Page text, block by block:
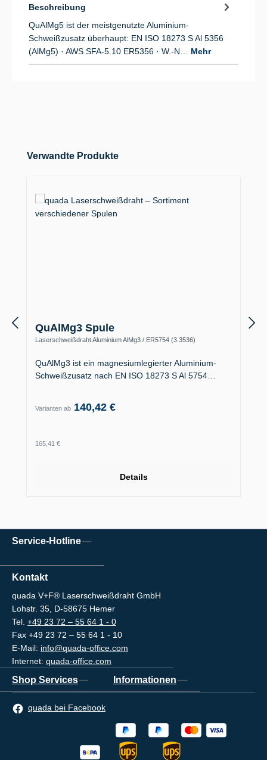
Beschreibung
QuAlMg5 ist der meistgenutzte Aluminium-
Schweißzusatz überhaupt: EN ISO 18273 S Al 5356
(AlMg5) · AWS SFA-5.10 ER5356 · W.-N… Mehr
Produktgalerie überspringen
Verwandte Produkte
QuAlMg3 Spule
Laserschweißdraht Aluminium AlMg3 / ER5754 (3.3536)
QuAlMg3 ist ein magnesiumlegierter Aluminium-
Schweißzusatz nach EN ISO 18273 S Al 5754…
Varianten ab 140,42 €
Regulärer Preis:
165,41 €
Details
Service-Hotline
Kontakt
quada V+F® Laserschweißdraht GmbH
Lohstr. 35, D-58675 Hemer
Tel. +49 23 72 – 55 64 1 - 0
Fax +49 23 72 – 55 64 1 - 10
E-Mail: info@quada-office.com
Internet: quada-office.com
Shop Services Informationen
quada bei Facebook